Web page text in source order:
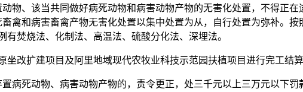
物、该当共同做好病死动物和病害动物产物的无害化处置，不得正
禽和病害畜禽产物无害化处置以集中处置为从，自行处置为弥补。
有焚烧法、化制法、高温法、硫酸分化法、深埋法。
扩建项目及阿里地域现代农牧业科技示范园扶植项目进行完工结算
死动物、病害动物产物的，责令更正，处三千元以上三万元以下罚